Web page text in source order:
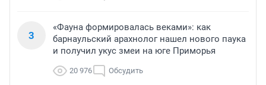
3
«Фауна формировалась веками»: как
барнаульский арахнолог нашел нового паука
и получил укус змеи на юге Приморья
20 976 Обсудить